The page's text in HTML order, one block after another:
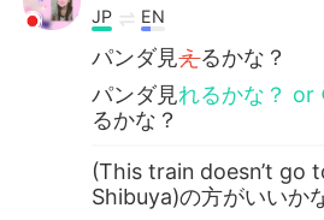
JP EN
パンダ見えるかな？
パンダ見れるかな？
るかな？
(This train doesn’t go
Shibuya)の方がいいか